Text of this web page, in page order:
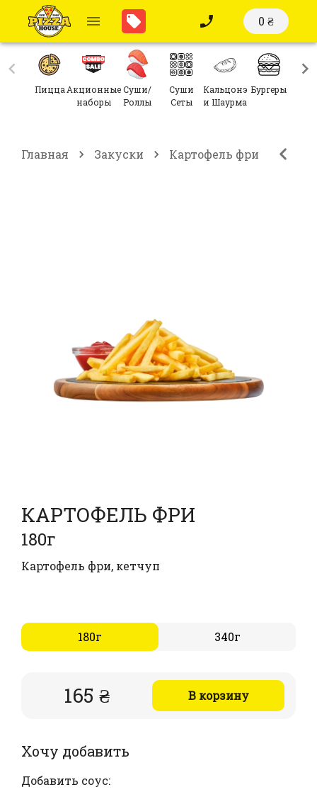
0 ₴
Пицца Акционные
наборы
Суши/
Роллы
Суши
Сеты
Кальцонэ
и Шаурма
Бургеры
Главная Закуски Картофель фри
КАРТОФЕЛЬ ФРИ
180г
Картофель фри, кетчуп
180г 340г
165 ₴ В корзину
Хочу добавить
Добавить соус: